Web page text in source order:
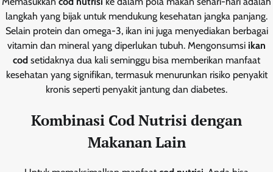
langkah yang bijak untuk mendukung kesehatan jangka panjang.
Selain protein dan omega-3, ikan ini juga menyediakan berbagai
vitamin dan mineral yang diperlukan tubuh. Mengonsumsi ikan
cod setidaknya dua kali seminggu bisa memberikan manfaat
kesehatan yang signifikan, termasuk menurunkan risiko penyakit
kronis seperti penyakit jantung dan diabetes.
Kombinasi Cod Nutrisi dengan
Makanan Lain